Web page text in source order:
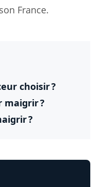
France.
choisir ?
maigrir ?
?